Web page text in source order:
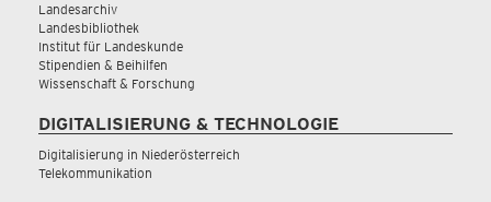
Landesarchiv
Landesbibliothek
Institut für Landeskunde
Stipendien & Beihilfen
Wissenschaft & Forschung
DIGITALISIERUNG & TECHNOLOGIE
Digitalisierung in Niederösterreich
Telekommunikation